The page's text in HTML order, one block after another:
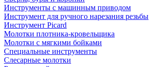
Инструменты с машинным приводом
Инструмент для ручного нарезания резьбы
Инструмент Picard
Молотки плотника-кровельщика
Молотки с мягкими бойками
Специальные инструменты
Слесарные молотки